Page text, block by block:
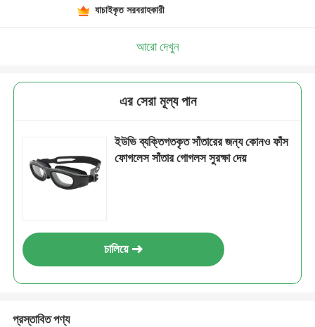
যাচাইকৃত সরবরাহকারী
আরো দেখুন
এর সেরা মূল্য পান
ইউভি ব্যক্তিগতকৃত সাঁতারের জন্য কোনও ফাঁস
ফোগলেস সাঁতার গোগলস সুরক্ষা দেয়
চালিয়ে
প্রস্তাবিত পণ্য